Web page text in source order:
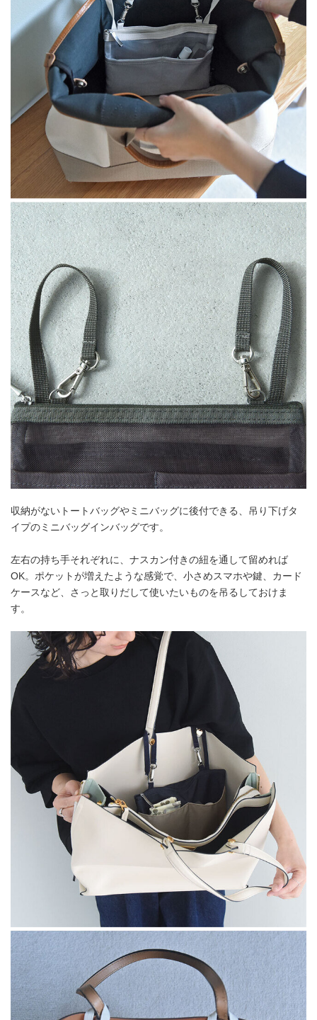
収納がないトートバッグやミニバッグに後付できる、吊り下げタ
イプのミニバッグインバッグです。
左右の持ち手それぞれに、ナスカン付きの紐を通して留めれば
OK。ポケットが増えたような感覚で、小さめスマホや鍵、カード
ケースなど、さっと取りだして使いたいものを吊るしておけま
す。